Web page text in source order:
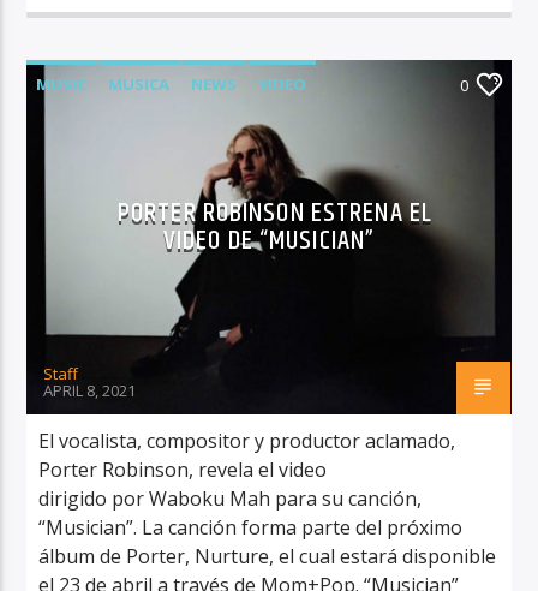
MUSIC MUSICA NEWS VIDEO 0
PORTER ROBINSON ESTRENA EL
VIDEO DE “MUSICIAN”
Staff
APRIL 8, 2021
El vocalista, compositor y productor aclamado,
Porter Robinson, revela el video
dirigido por Waboku Mah para su canción,
“Musician”. La canción forma parte del próximo
álbum de Porter, Nurture, el cual estará disponible
el 23 de abril a través de Mom+Pop. “Musician”